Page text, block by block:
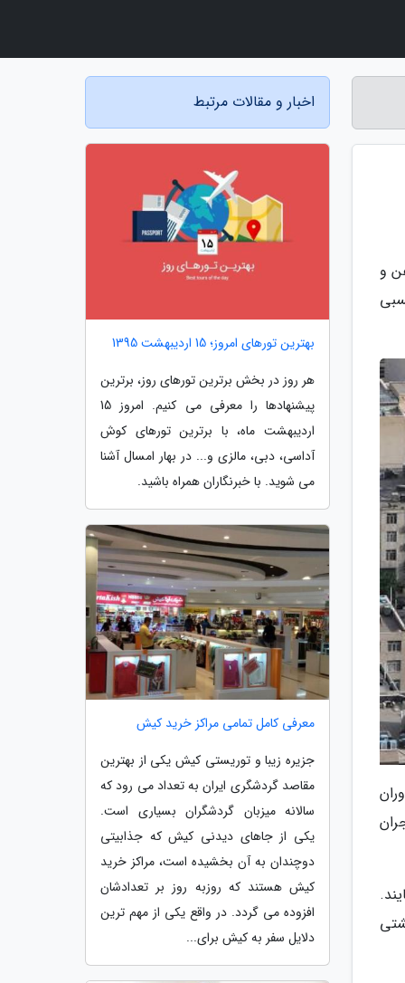
و
نمایند.
اخبار و مقالات مرتبط
بهترین تورهای امروز؛ 15 اردیبهشت 1395
هر روز در بخش برترین تورهای روز، برترین
پیشنهادها را معرفی می کنیم. امروز 15
اردیبهشت ماه، با برترین تورهای کوش
آداسی، دبی، مالزی و... در بهار امسال آشنا
می شوید. با خبرنگاران همراه باشید.
معرفی کامل تمامی مراکز خرید کیش
جزیره زیبا و توریستی کیش یکی از بهترین
مقاصد گردشگری ایران به تعداد می رود که
سالانه میزبان گردشگران بسیاری است.
یکی از جاهای دیدنی کیش که جذابیتی
دوچندان به آن بخشیده است، مراکز خرید
کیش هستند که روزبه روز بر تعدادشان
افزوده می گردد. در واقع یکی از مهم ترین
دلایل سفر به کیش برای...